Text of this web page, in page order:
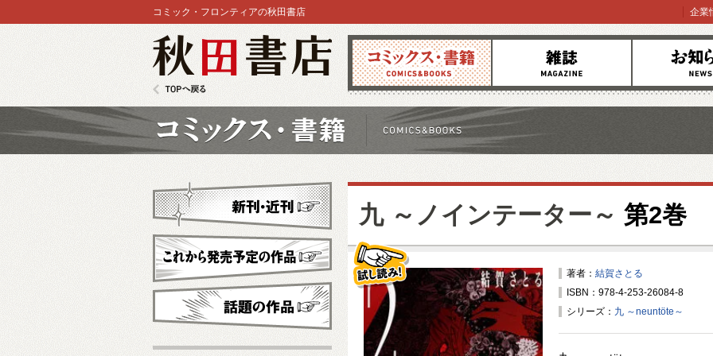
コミックス 雑誌 お知らせ
コミック・フロンティアの秋田書店 企業
九 ～ノインテーター～ 第2巻
著者： 結賀さとる
ISBN：978-4-253-26084-8
シリーズ： 九 ～neuntöte～
試し読み！
新刊・近刊
これから発売予定